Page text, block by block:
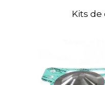
Kits de